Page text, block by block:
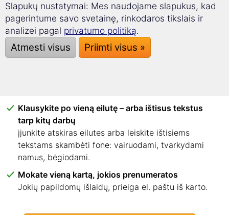
Šeši kalbos lygiai, aiškiai suskirstyti
Nuo A1 iki C2 – iš karto žinote, nuo kurių tekstų
pradėti.
Skaitykite ten, kur jums patogu
Klausykite po vieną eilutę – arba ištisus tekstus
tarp kitų darbų
įjunkite atskiras eilutes arba leiskite ištisiems
tekstams skambėti fone: vairuodami, tvarkydami
namus, bėgiodami.
Mokate vieną kartą, jokios prenumeratos
Jokių papildomų išlaidų, prieiga el. paštu iš karto.
Slapukų nustatymai: Mes naudojame slapukus, kad
pagerintume savo svetainę, rinkodaros tikslais ir
analizei pagal privatumo politiką.
Atmesti visus Priimti visus »